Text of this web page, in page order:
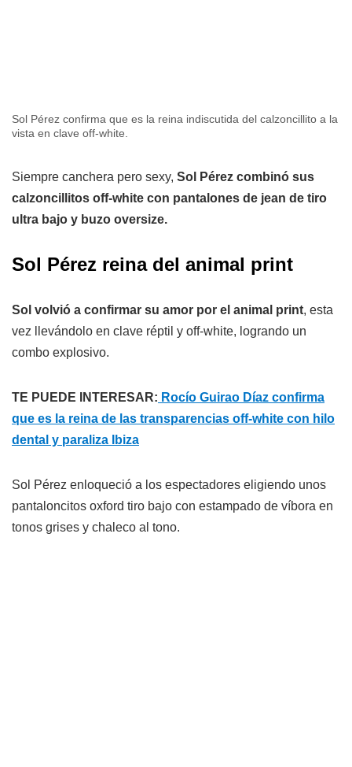
Sol Pérez confirma que es la reina indiscutida del calzoncillito a la
vista en clave off-white.
Siempre canchera pero sexy, Sol Pérez combinó sus
calzoncillitos off-white con pantalones de jean de tiro
ultra bajo y buzo oversize.
Sol Pérez reina del animal print
Sol volvió a confirmar su amor por el animal print, esta
vez llevándolo en clave réptil y off-white, logrando un
combo explosivo.
TE PUEDE INTERESAR: Rocío Guirao Díaz confirma
que es la reina de las transparencias off-white con hilo
dental y paraliza Ibiza
Sol Pérez enloqueció a los espectadores eligiendo unos
pantaloncitos oxford tiro bajo con estampado de víbora en
tonos grises y chaleco al tono.